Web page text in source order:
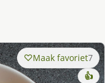
Maak favoriet7
👍